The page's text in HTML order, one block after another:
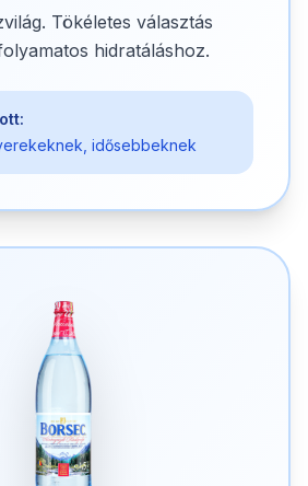
Tökéletes választás
hidratáláshoz.
idősebbeknek